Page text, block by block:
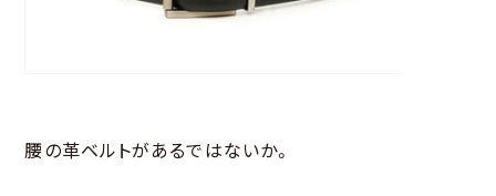
腰の革ベルトがあるではないか。